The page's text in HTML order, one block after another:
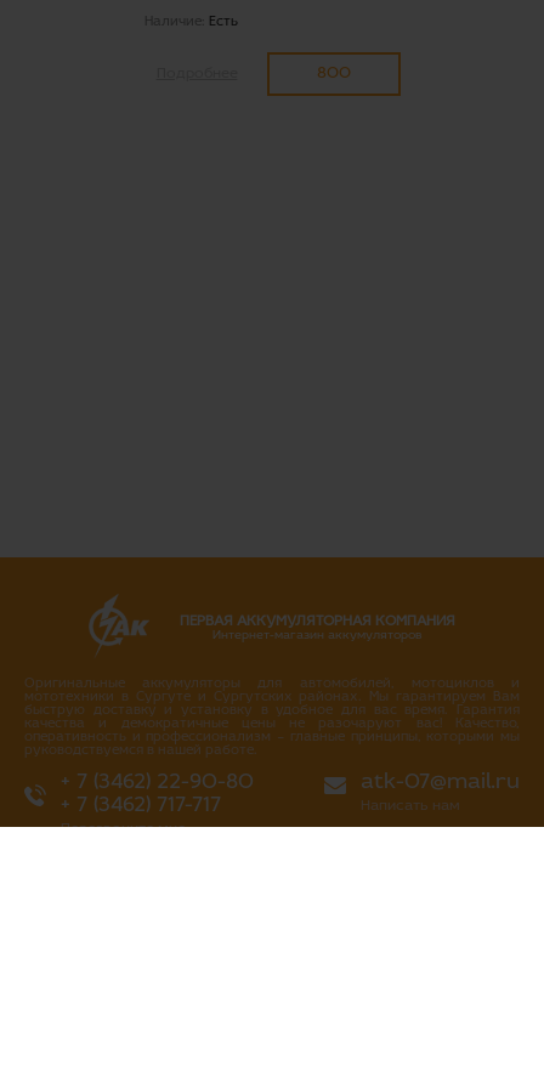
Наличие: Есть
800
ПЕРВАЯ АККУМУЛЯТОРНАЯ КОМПАНИЯ
Интернет-магазин аккумуляторов
Оригинальные аккумуляторы для автомобилей, мотоциклов и
мототехники в Сургуте и Сургутских районах. Мы гарантируем Вам
быструю доставку и установку в удобное для вас время. Гарантия
качества и демократичные цены не разочаруют вас! Качество,
оперативность и профессионализм – главные принципы, которыми мы
руководствуемся в нашей работе.
+ 7 (3462) 22-90-80
+ 7 (3462) 717-717
Перезвоните мне
atk-07@mail.ru
Написать нам